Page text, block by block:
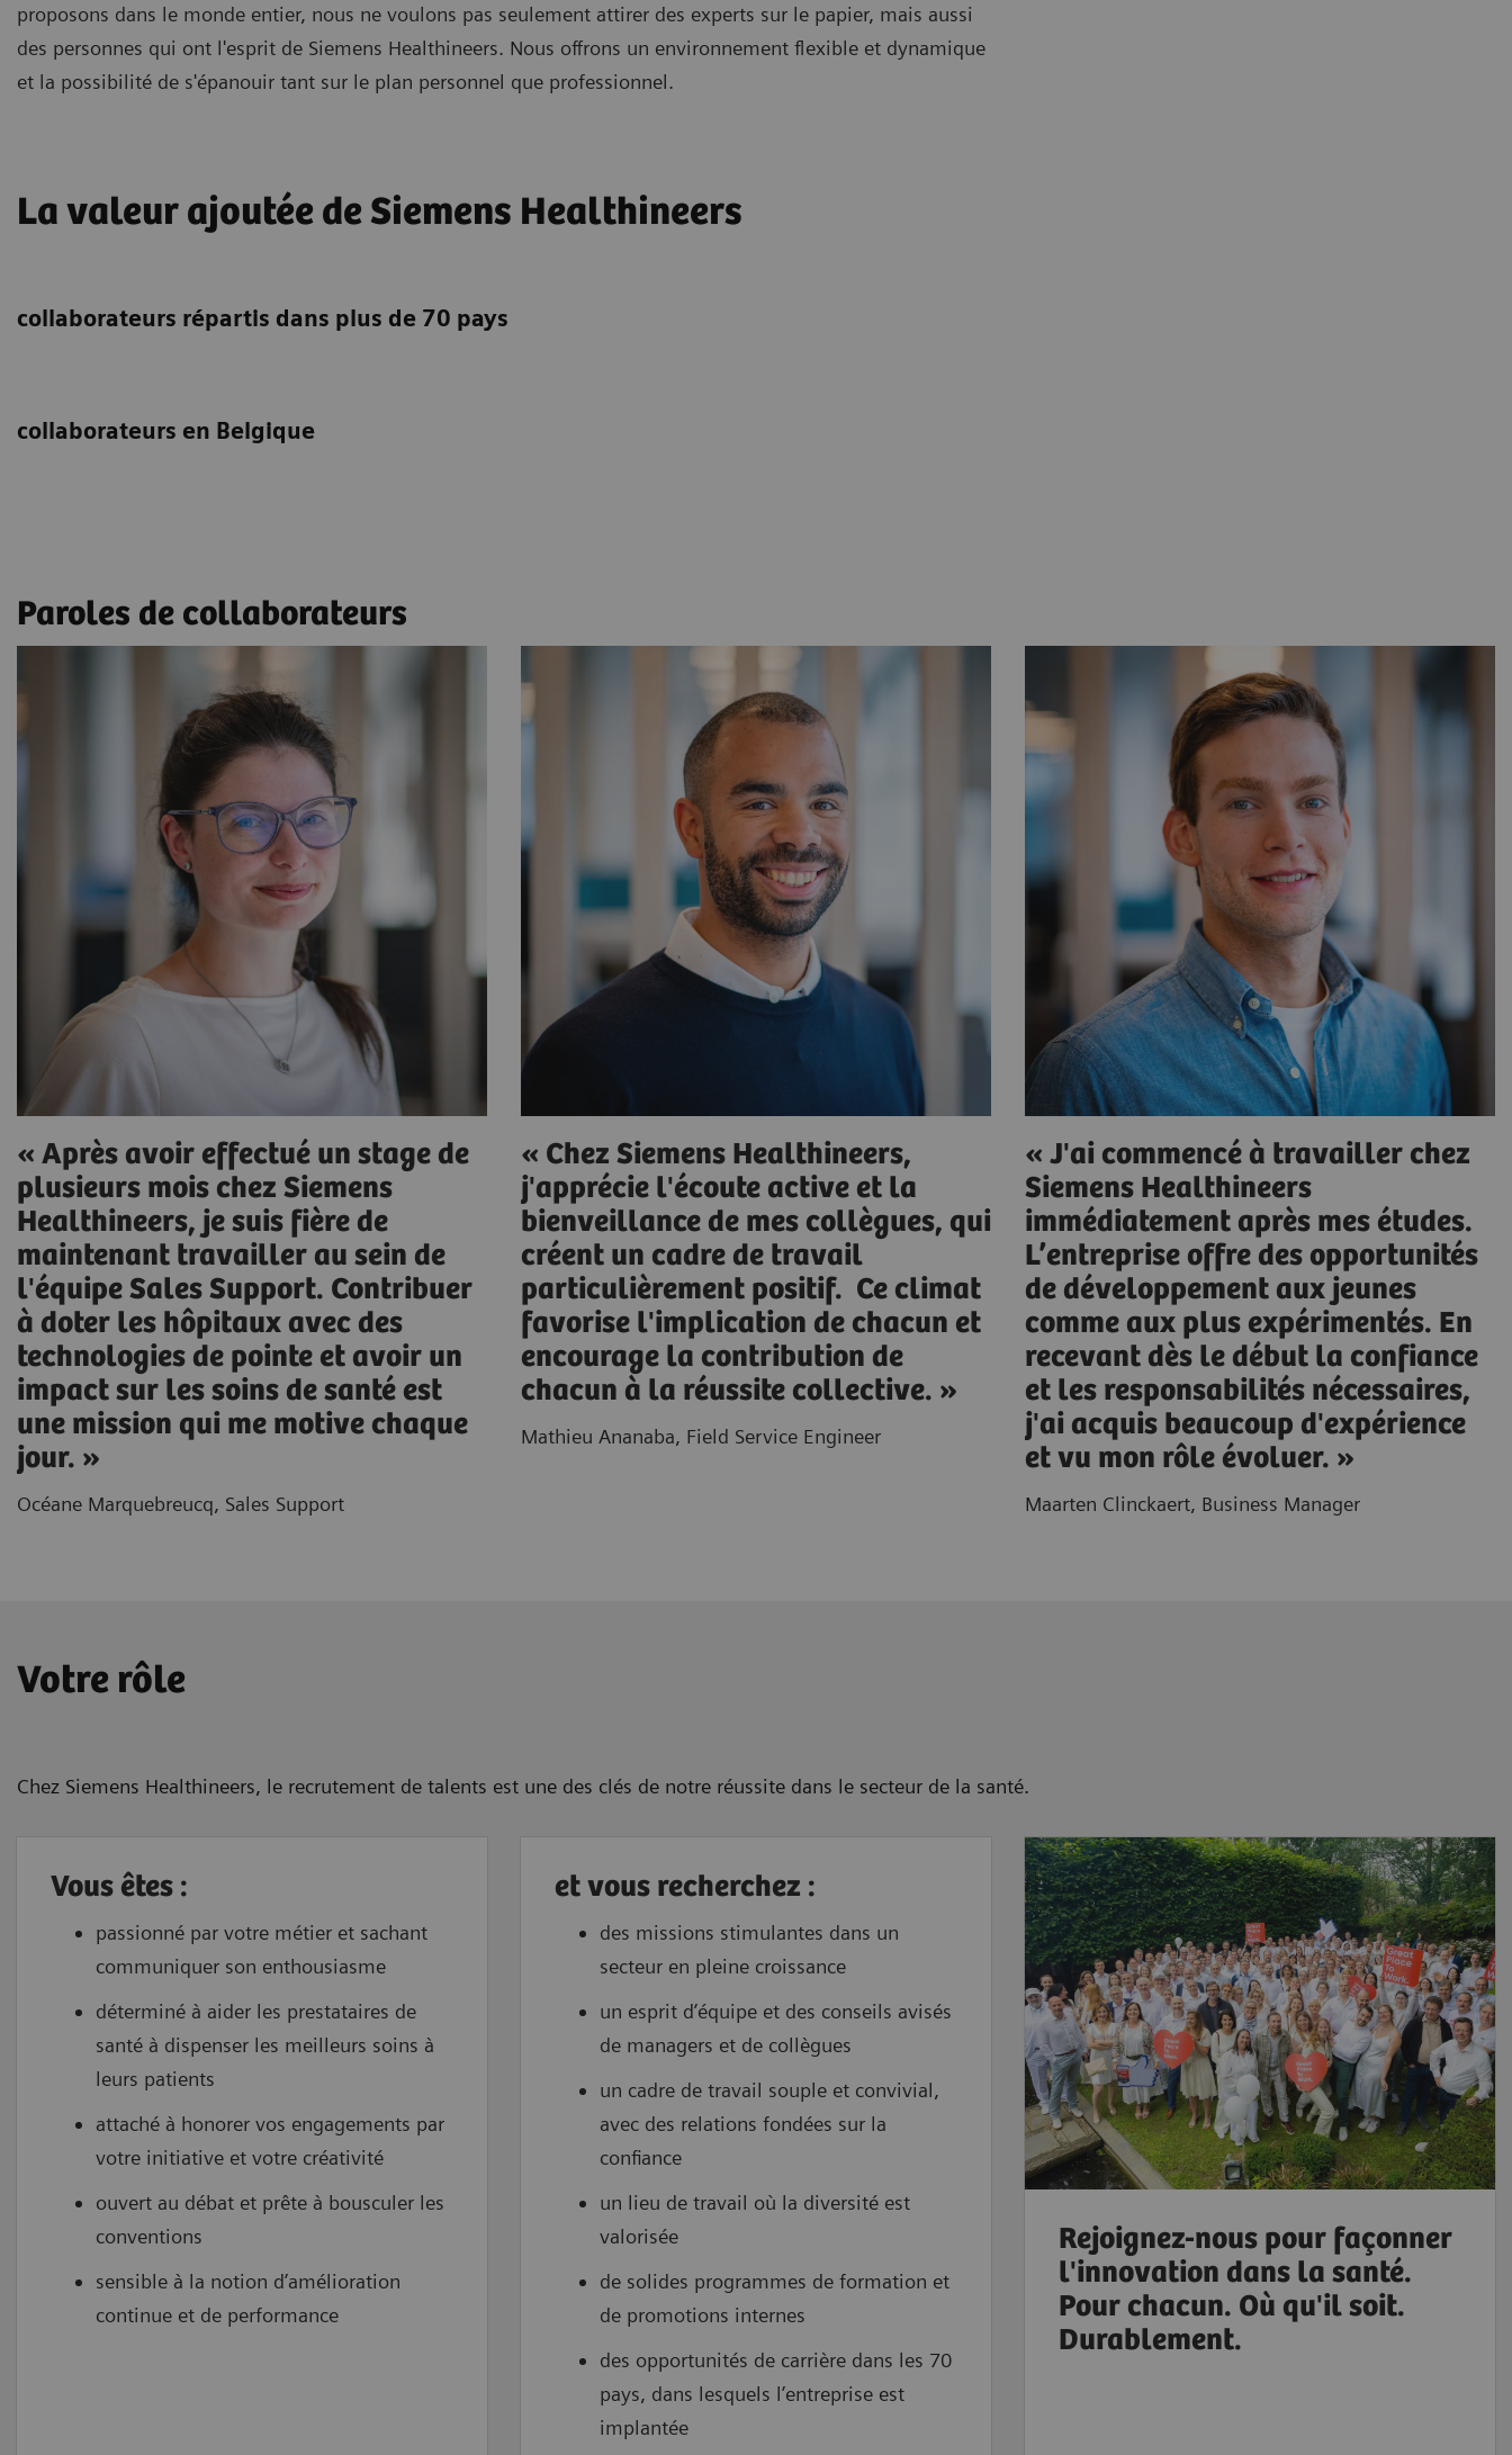
proposons dans le monde entier, nous ne voulons pas seulement attirer des experts sur le papier, mais aussi
des personnes qui ont l'esprit de Siemens Healthineers. Nous offrons un environnement flexible et dynamique
et la possibilité de s'épanouir tant sur le plan personnel que professionnel.
La valeur ajoutée de Siemens Healthineers
collaborateurs répartis dans plus de 70 pays
collaborateurs en Belgique
Paroles de collaborateurs
« Après avoir effectué un stage de
plusieurs mois chez Siemens
Healthineers, je suis fière de
maintenant travailler au sein de
l'équipe Sales Support. Contribuer
à doter les hôpitaux avec des
technologies de pointe et avoir un
impact sur les soins de santé est
une mission qui me motive chaque
jour. »
Océane Marquebreucq, Sales Support
« Chez Siemens Healthineers,
j'apprécie l'écoute active et la
bienveillance de mes collègues, qui
créent un cadre de travail
particulièrement positif. Ce climat
favorise l'implication de chacun et
encourage la contribution de
chacun à la réussite collective. »
Mathieu Ananaba, Field Service Engineer
« J'ai commencé à travailler chez
Siemens Healthineers
immédiatement après mes études.
L’entreprise offre des opportunités
de développement aux jeunes
comme aux plus expérimentés. En
recevant dès le début la confiance
et les responsabilités nécessaires,
j'ai acquis beaucoup d'expérience
et vu mon rôle évoluer. »
Maarten Clinckaert, Business Manager
Votre rôle
Chez Siemens Healthineers, le recrutement de talents est une des clés de notre réussite dans le secteur de la santé.
Vous êtes :
passionné par votre métier et sachant
communiquer son enthousiasme
déterminé à aider les prestataires de
santé à dispenser les meilleurs soins à
leurs patients
attaché à honorer vos engagements par
votre initiative et votre créativité
ouvert au débat et prête à bousculer les
conventions
sensible à la notion d’amélioration
continue et de performance
et vous recherchez :
des missions stimulantes dans un
secteur en pleine croissance
un esprit d’équipe et des conseils avisés
de managers et de collègues
un cadre de travail souple et convivial,
avec des relations fondées sur la
confiance
un lieu de travail où la diversité est
valorisée
de solides programmes de formation et
de promotions internes
des opportunités de carrière dans les 70
pays, dans lesquels l’entreprise est
implantée
Rejoignez-nous pour façonner
l'innovation dans la santé.
Pour chacun. Où qu'il soit.
Durablement.